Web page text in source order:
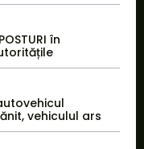
în
vehiculul ars